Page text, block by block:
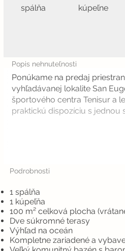
spálňa kúpeľne
Popis nehnuteľnosti
Ponúkame na predaj
vyhľadávanej lokalite San
športového centra Tenisur a
praktickú dispozíciu s jednou
Podrobnosti
1 spálňa
1 kúpeľňa
100 m² celková plocha
Dve súkromné terasy
Výhľad na oceán
Kompletne zariadené a